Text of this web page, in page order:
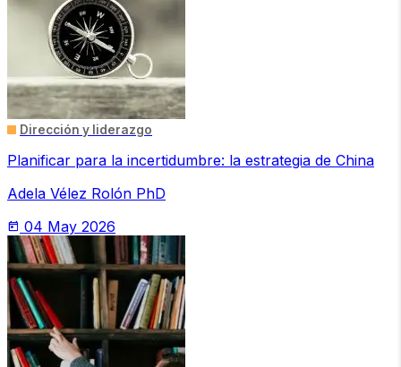
Dirección y liderazgo
Planificar para la incertidumbre: la estrategia de China
Adela Vélez Rolón PhD
today 04 May 2026